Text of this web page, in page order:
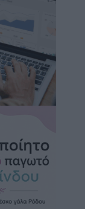
Α.
για
Υγείας στη
για